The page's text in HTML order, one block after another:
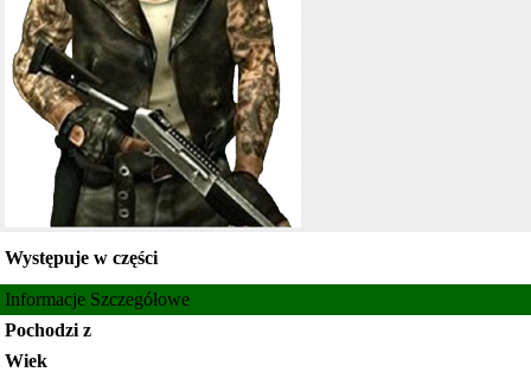
Występuje w części
Informacje Szczegółowe
Pochodzi z
Wiek